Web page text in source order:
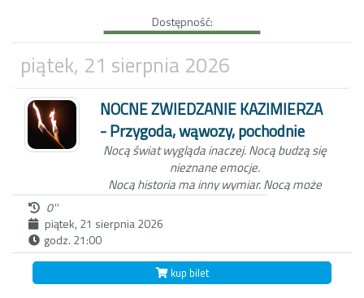
Kazimierza oraz wejdziemy z Tobą do
Wąwozu z korzeniami, wyłącznie przy
blasku pochodni.Czekamy na Ciebie o
zmierzchu, koło studni na kazimierskim
Rynku.
Dostępność:
piątek, 21 sierpnia 2026
NOCNE ZWIEDZANIE KAZIMIERZA
- Przygoda, wąwozy, pochodnie
Nocą świat wygląda inaczej.Nocą budzą się
nieznane emocje.
Nocą historia ma inny wymiar.Nocą może
zdarzyć się wszystko...
Niezwykła nocna wycieczka po Kazimierzu
Dolnym to nie tylko spacer z przewodnikiem
po Miasteczku. W ten wieczór, zabierzemy
0''
piątek, 21 sierpnia 2026
godz. 21:00
kup bilet